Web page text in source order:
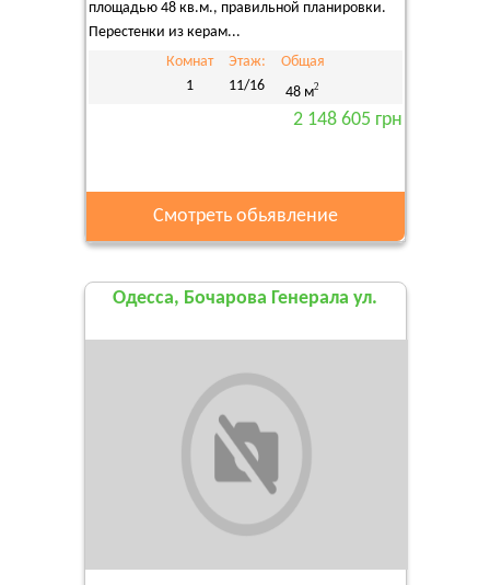
площадью 48 кв.м., правильной планировки.
Перестенки из керам...
Комнат
1
Этаж:
11/16
Общая
48 м2
2 148 605 грн
Смотреть обьявление
Одесса, Бочарова Генерала ул.